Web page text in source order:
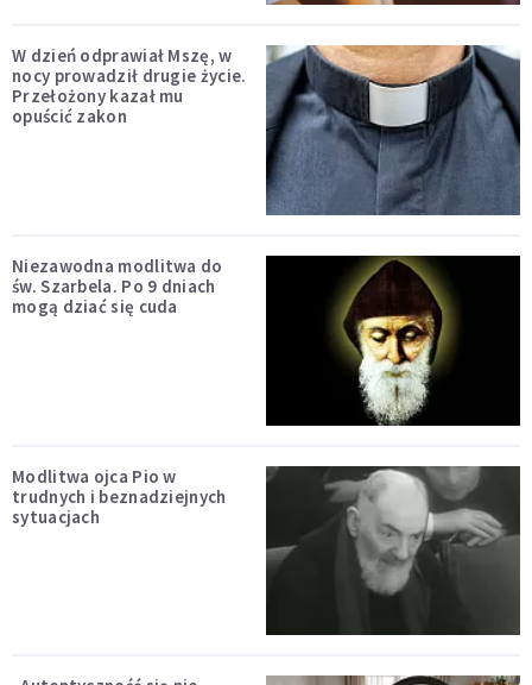
W dzień odprawiał Mszę, w
nocy prowadził drugie życie.
Przełożony kazał mu
opuścić zakon
Niezawodna modlitwa do
św. Szarbela. Po 9 dniach
mogą dziać się cuda
Modlitwa ojca Pio w
trudnych i beznadziejnych
sytuacjach